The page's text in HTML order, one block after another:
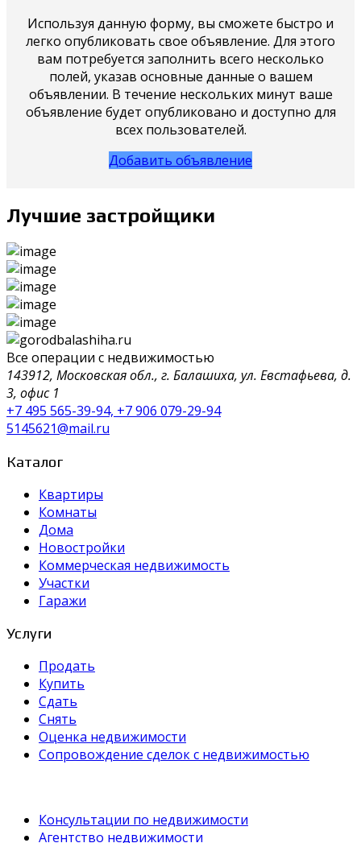
Используя данную форму, вы сможете быстро и
легко опубликовать свое объявление. Для этого
вам потребуется заполнить всего несколько
полей, указав основные данные о вашем
объявлении. В течение нескольких минут ваше
объявление будет опубликовано и доступно для
всех пользователей.
Добавить объявление
Лучшие застройщики
Все операции с недвижимостью
143912, Московская обл., г. Балашиха, ул. Евстафьева, д.
3, офис 1
+7 495 565-39-94, +7 906 079-29-94
5145621@mail.ru
Каталог
Квартиры
Комнаты
Дома
Новостройки
Коммерческая недвижимость
Участки
Гаражи
Услуги
Продать
Купить
Сдать
Снять
Оценка недвижимости
Сопровождение сделок с недвижимостью
Консультации по недвижимости
Агентство недвижимости